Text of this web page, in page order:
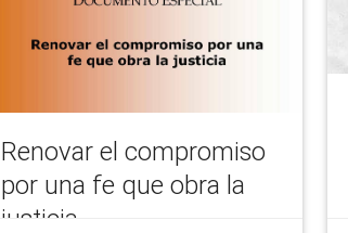
Renovar el compromiso
por una fe que obra la
justicia